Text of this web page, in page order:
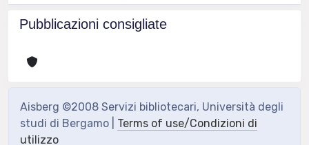
Pubblicazioni consigliate
Aisberg ©2008 Servizi bibliotecari, Università degli
studi di Bergamo | Terms of use/Condizioni di
utilizzo